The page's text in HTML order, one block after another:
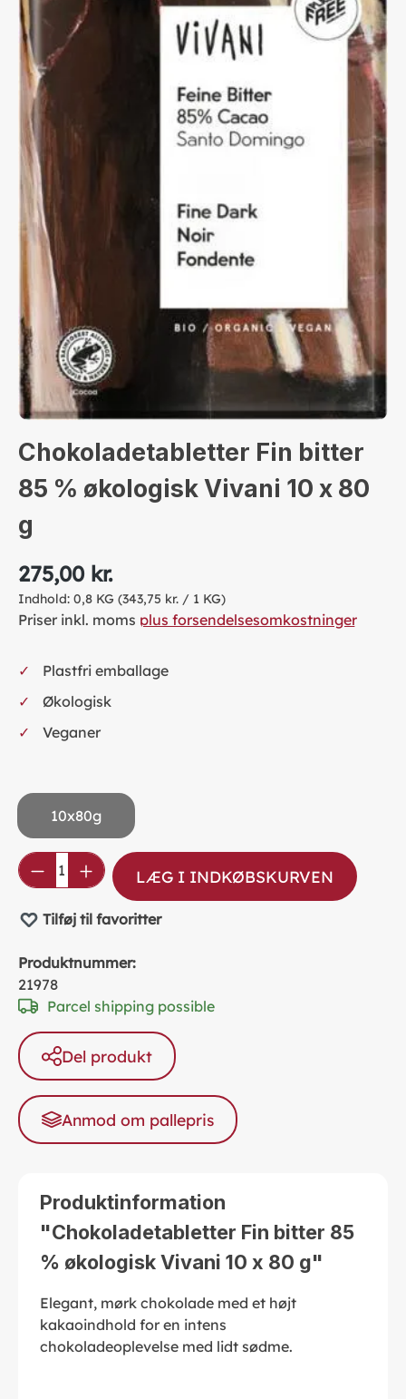
Chokoladetabletter Fin bitter
85 % økologisk Vivani 10 x 80
g
275,00 kr.
Indhold: 0,8 KG (343,75 kr. / 1 KG)
Priser inkl. moms plus forsendelsesomkostninger
Plastfri emballage
Økologisk
Veganer
10x80g
Product Quantity: Enter the desired
LÆG I INDKØBSKURVEN
Tilføj til favoritter
Produktnummer:
21978
Parcel shipping possible
Del produkt
Anmod om pallepris
Produktinformation
"Chokoladetabletter Fin bitter 85
% økologisk Vivani 10 x 80 g"
Elegant, mørk chokolade med et højt
kakaoindhold for en intens
chokoladeoplevelse med lidt sødme.